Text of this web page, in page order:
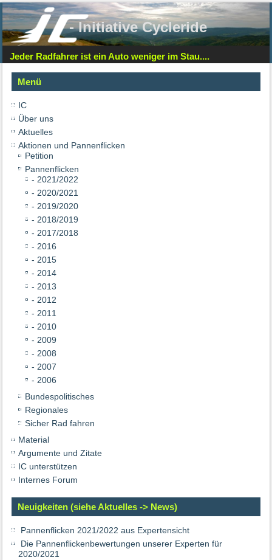
- Initiative Cycleride
Jeder Radfahrer ist ein Auto weniger im Stau....
Menü
IC
Über uns
Aktuelles
Aktionen und Pannenflicken
Petition
Pannenflicken
- 2021/2022
- 2020/2021
- 2019/2020
- 2018/2019
- 2017/2018
- 2016
- 2015
- 2014
- 2013
- 2012
- 2011
- 2010
- 2009
- 2008
- 2007
- 2006
Bundespolitisches
Regionales
Sicher Rad fahren
Material
Argumente und Zitate
IC unterstützen
Internes Forum
Neuigkeiten (siehe Aktuelles -> News)
Pannenflicken 2021/2022 aus Expertensicht
Die Pannenflickenbewertungen unserer Experten für
2020/2021